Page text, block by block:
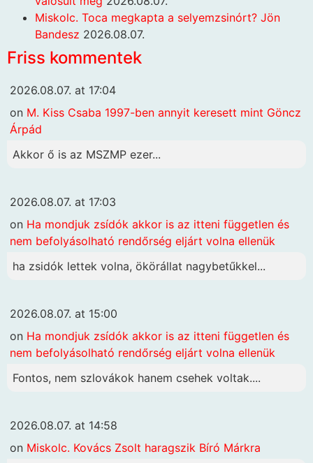
Miskolc. Toca megkapta a selyemzsinórt? Jön
Bandesz 2026.08.07.
Friss kommentek
2026.08.07. at 17:04
on M. Kiss Csaba 1997-ben annyit keresett mint Göncz
Árpád
Akkor ő is az MSZMP ezer...
2026.08.07. at 17:03
on Ha mondjuk zsídók akkor is az itteni független és
nem befolyásolható rendőrség eljárt volna ellenük
ha zsidók lettek volna, ökörállat nagybetűkkel...
2026.08.07. at 15:00
on Ha mondjuk zsídók akkor is az itteni független és
nem befolyásolható rendőrség eljárt volna ellenük
Fontos, nem szlovákok hanem csehek voltak....
2026.08.07. at 14:58
on Miskolc. Kovács Zsolt haragszik Bíró Márkra